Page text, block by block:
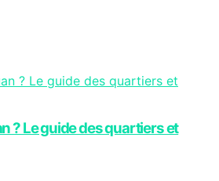
? Le guide des quartiers et